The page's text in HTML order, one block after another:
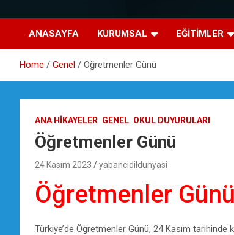
NGLS Yabancı Dil
Dünyası
ANASAYFA KURUMSAL EĞİTİMLER
Home Genel Öğretmenler Günü
ANA HIKAYELER GENEL OKUL DUYURULARI
Öğretmenler Günü
24 Kasım 2023 yabancidildunyasi
Öğretmenler Günü
Türkiye’de Öğretmenler Günü, 24 Kasım tarihinde